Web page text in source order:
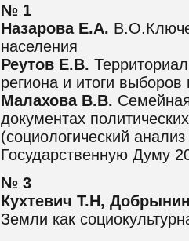
№ 1
Назарова Е.А.
населения
Реутов Е.В.
региона и итоги
Малахова В.В.
документах
(социологический
Государственную Думу
№ 3
Кухтевич Т.Н,
Земли как